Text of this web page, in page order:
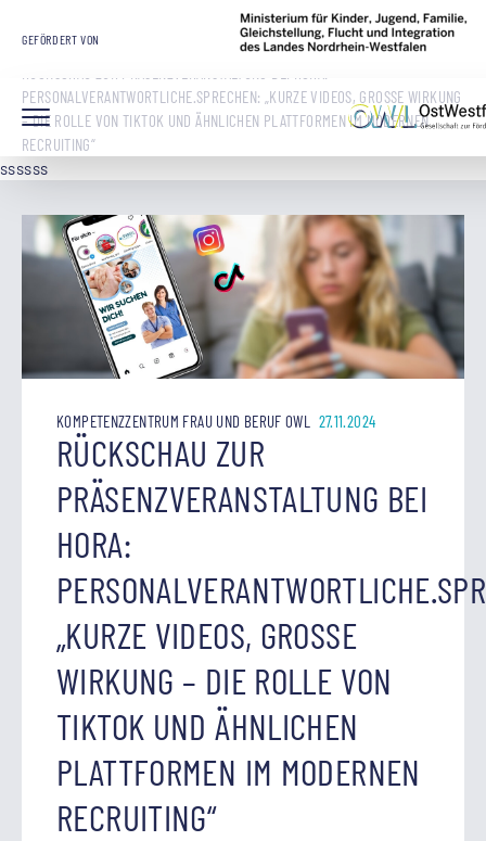
GEFÖRDERT VON
ARBEITSMARKT UND BILDUNG
KOMPETENZZENTRUM FRAU UND BERUF OWL
PERSONALVERANTWORTLICHE.SPRECHEN: „KURZE VIDEOS, GROSSE WIRKUNG –
DIE ROLLE VON TIKTOK UND ÄHNLICHEN PLATTFORMEN IM MODERNEN R
ECRUITING“
ssssss
KOMPETENZZENTRUM FRAU UND BERUF OWL 27.11.2024
RÜCKSCHAU ZUR
PRÄSENZVERANSTALTUNG BEI
HORA:
„KURZE VIDEOS, GROSSE W
IRKUNG – DIE ROLLE VON T
IKTOK UND ÄHNLICHEN P
LATTFORMEN IM MODERNEN R
ECRUITING“